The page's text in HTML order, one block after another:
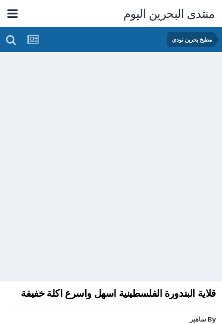
منتدى البحرين اليوم
مطبخ بحرين تودي
قلاية البندورة الفلسطينية اسهل واسرع اكلة خفيفة
By ساهير